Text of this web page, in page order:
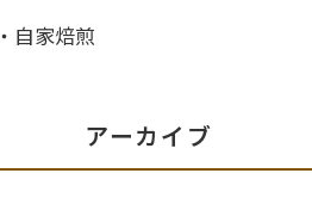
自家焙煎
アーカイブ